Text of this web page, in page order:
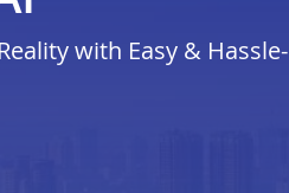
with Easy & Hassle-